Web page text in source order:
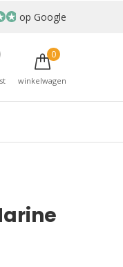
winkelwagen
0
op Google